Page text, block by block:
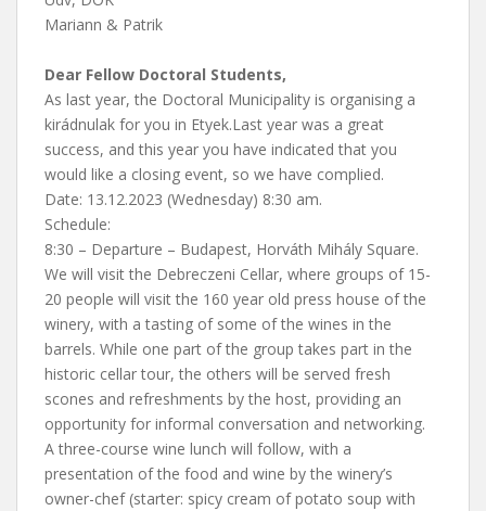
Mariann & Patrik
Dear Fellow Doctoral Students,
As last year, the Doctoral Municipality is organising a
kirádnulak for you in Etyek.Last year was a great
success, and this year you have indicated that you
would like a closing event, so we have complied.
Date: 13.12.2023 (Wednesday) 8:30 am.
Schedule:
8:30 – Departure – Budapest, Horváth Mihály Square.
We will visit the Debreczeni Cellar, where groups of 15-
20 people will visit the 160 year old press house of the
winery, with a tasting of some of the wines in the
barrels. While one part of the group takes part in the
historic cellar tour, the others will be served fresh
scones and refreshments by the host, providing an
opportunity for informal conversation and networking.
A three-course wine lunch will follow, with a
presentation of the food and wine by the winery’s
owner-chef (starter: spicy cream of potato soup with